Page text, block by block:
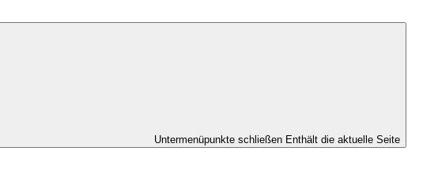
Untermenüpunkte schließen Enthält die aktuelle Seite